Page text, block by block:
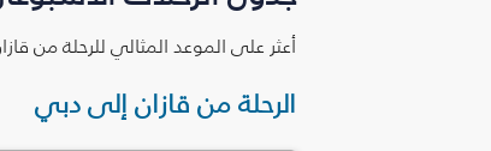
أعثر على الموعد المثالي للرحلة من
الرحلة من قازان إلى دبي